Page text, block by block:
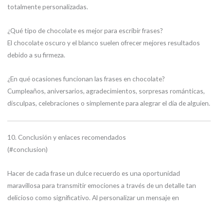
totalmente personalizadas.
¿Qué tipo de chocolate es mejor para escribir frases?
El chocolate oscuro y el blanco suelen ofrecer mejores resultados
debido a su firmeza.
¿En qué ocasiones funcionan las frases en chocolate?
Cumpleaños, aniversarios, agradecimientos, sorpresas románticas,
disculpas, celebraciones o simplemente para alegrar el día de alguien.
10. Conclusión y enlaces recomendados
(#conclusion)
Hacer de cada frase un dulce recuerdo es una oportunidad
maravillosa para transmitir emociones a través de un detalle tan
delicioso como significativo. Al personalizar un mensaje en